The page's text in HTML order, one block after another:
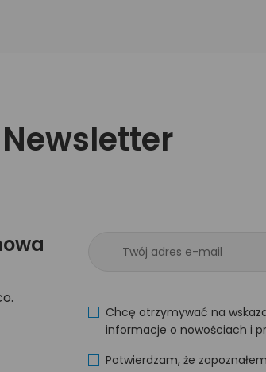
Newsletter
Chcę otrzymywać na
informacje o nowościach i
Potwierdzam, że